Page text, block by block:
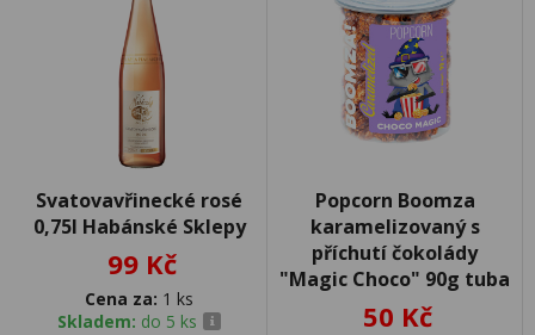
Svatovavřinecké rosé
0,75l Habánské Sklepy
99 Kč
Cena za: 1 ks
Skladem: do 5 ks
Popcorn Boomza
karamelizovaný s
příchutí čokolády
"Magic Choco" 90g tuba
50 Kč